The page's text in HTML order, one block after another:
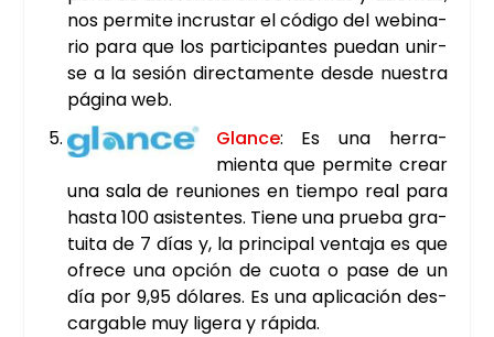
nos per­mi­te incrus­tar el códi­go del webi­na­
rio para que los par­ti­ci­pan­tes pue­dan unir­
se a la sesión direc­ta­men­te des­de nues­tra
pági­na web.
Glan­ce: Es una herra­
mien­ta que per­mi­te crear
una sala de reunio­nes en tiem­po real para
has­ta 100 asis­ten­tes. Tie­ne una prue­ba gra­
tui­ta de 7 días y, la prin­ci­pal ven­ta­ja es que
ofre­ce una opción de cuo­ta o pase de un
día por 9,95 dóla­res. Es una apli­ca­ción des­
car­ga­ble muy lige­ra y rápi­da.